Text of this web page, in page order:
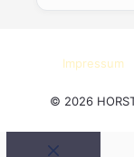
Impressum
© 2026